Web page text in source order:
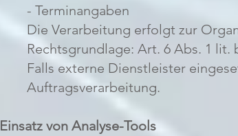
- Terminangaben
Die Verarbeitung erfolgt zur
Rechtsgrundlage: Art. 6 Abs. 1 lit.
Falls externe Dienstleister
Auftragsverarbeitung.
Einsatz von Analyse-Tools